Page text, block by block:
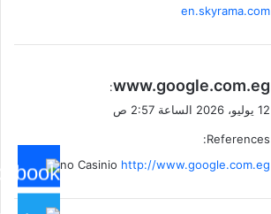
en.skyrama.com
ي
ق
ل
www.google.com.eg
:
12 يوليو، 2026 الساعة 2:57 ص
References:
Legiano Casinio http://www.google.com.eg